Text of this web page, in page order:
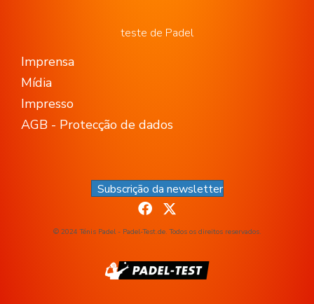
teste de Padel
Imprensa
Mídia
Impresso
AGB - Protecção de dados
Subscrição da newsletter
© 2024 Ténis Padel - Padel-Test.de. Todos os direitos reservados.